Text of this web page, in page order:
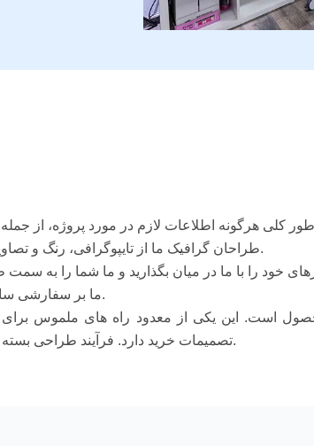
طراحان گرافیک ما از تایپوگرافی، رنگ و تصاویر برای ایجاد مفاهیم بصری مورد نیاز مشتریان استفاده می کنند.
ما بر سفارشی سازی و تغییر کار طراحی برای ارائه بهترین کیفیت تمرکز می کنیم.
است. این یکی از معدود راه های ملموس برای
تصمیمات خرید دارد. فرآیند طراحی بسته بندی با درک نیازها و خواسته های مخاطب هدف شروع می شود.